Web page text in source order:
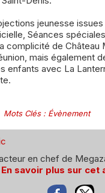
jeunesse issues
Séances
complicité de Château
mais également
enfants avec La
Mots Clés: Évènement
en chef de
En savoir plus sur cet